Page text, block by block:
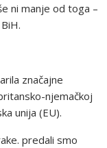
ni manje od toga –
značajne
njemačkoj
unija (EU).
predali smo